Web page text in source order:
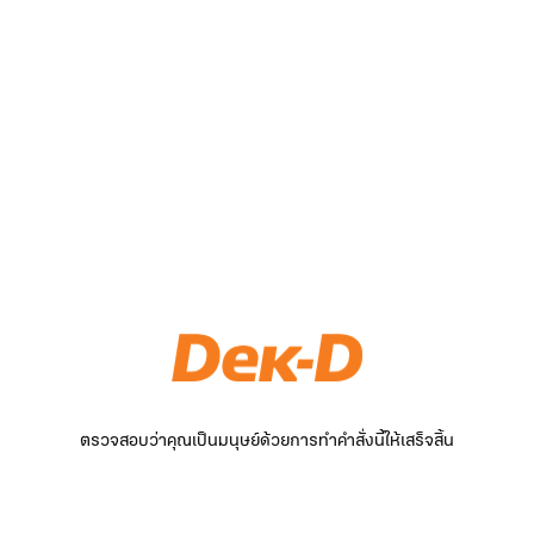
ตรวจสอบว่าคุณเป็นมนุษย์ด้วยการทำคำสั่งนี้ให้เสร็จสิ้น